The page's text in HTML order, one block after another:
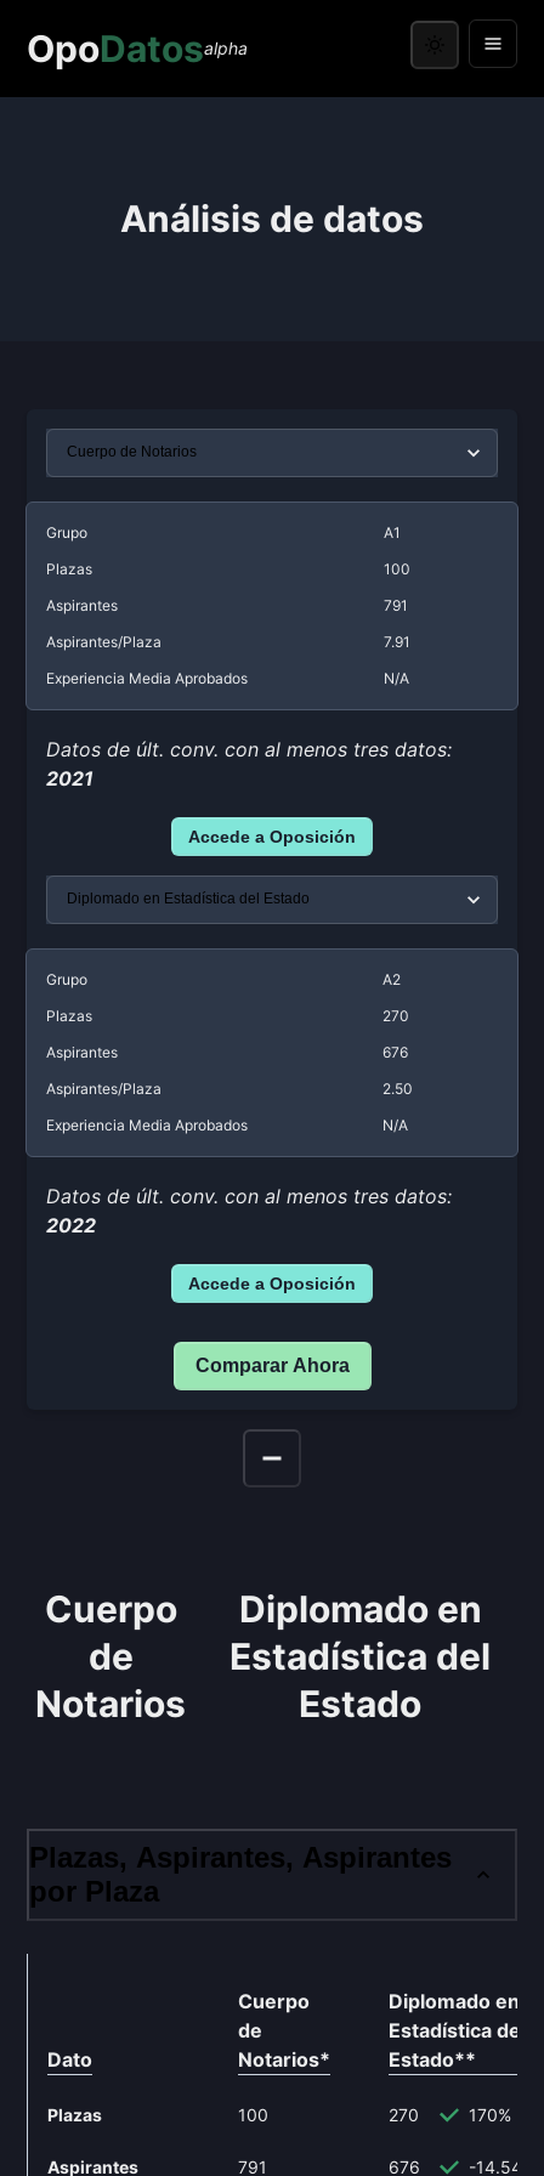
OpoDatosalpha
Análisis de datos
Grupo
A1
Plazas
100
Aspirantes
791
Aspirantes/Plaza
7.91
Experiencia Media Aprobados
N/A
Datos de últ. conv. con al menos tres datos:
2021
Accede a Oposición
Grupo
A2
Plazas
270
Aspirantes
676
Aspirantes/Plaza
2.50
Experiencia Media Aprobados
N/A
Datos de últ. conv. con al menos tres datos:
2022
Accede a Oposición
Comparar Ahora
Cuerpo
de
Notarios
Diplomado en
Estadística del
Estado
Plazas, Aspirantes, Aspirantes
por Plaza
Dato
Cuerpo
de
Notarios*
Plazas 100
Aspirantes 791
Diplomado en
Estadística del
Estado**
270 170%
676 -14.54%